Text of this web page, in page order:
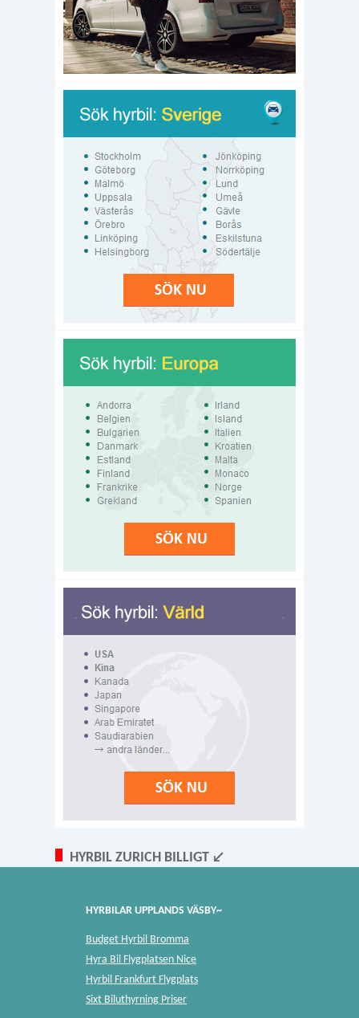
HYRBIL ZURICH BILLIGT ↙
HYRBILAR UPPLANDS VÄSBY~
Budget Hyrbil Bromma
Hyra Bil Flygplatsen Nice
Hyrbil Frankfurt Flygplats
Sixt Biluthyrning Priser